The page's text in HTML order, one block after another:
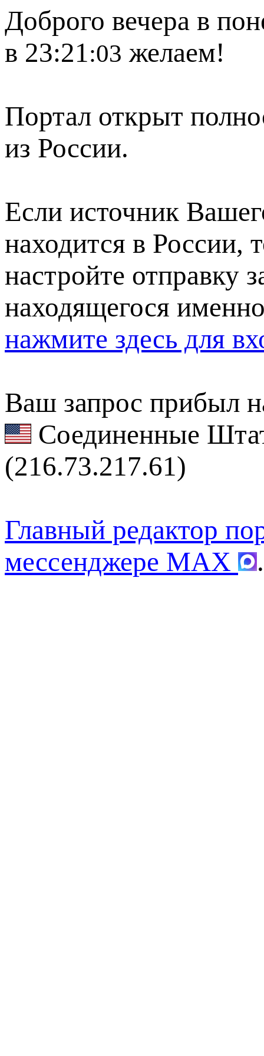
Доброго вечера в
в 23:21:03 желаем!
Портал открыт
из России.
Если источник
находится в России,
настройте отправку
находящегося
нажмите здесь для
Ваш запрос прибыл
Соединенные
(216.73.217.61)
Главный редактор
мессенджере MAX
.